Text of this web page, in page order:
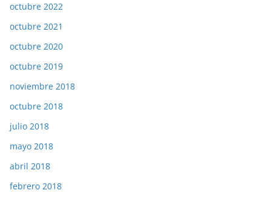
octubre 2022
octubre 2021
octubre 2020
octubre 2019
noviembre 2018
octubre 2018
julio 2018
mayo 2018
abril 2018
febrero 2018